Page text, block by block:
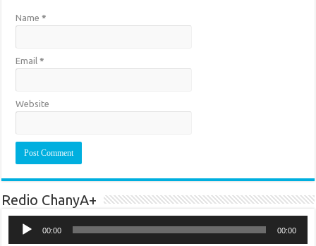
Name*
Email*
Website
Redio ChanyA+
Player
00:00 00:00